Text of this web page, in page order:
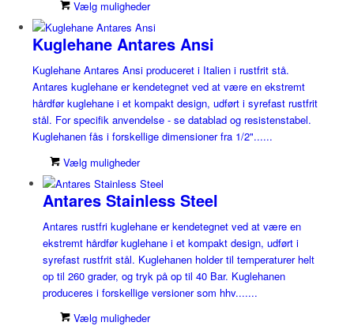
Vælg muligheder
Kuglehane Antares Ansi
Kuglehane Antares Ansi produceret i Italien i rustfrit stå.
Antares kuglehane er kendetegnet ved at være en ekstremt
hårdfør kuglehane i et kompakt design, udført i syrefast rustfrit
stål. For specifik anvendelse - se datablad og resistenstabel.
Kuglehanen fås i forskellige dimensioner fra 1/2"......
Vælg muligheder
Antares Stainless Steel
Antares rustfri kuglehane er kendetegnet ved at være en
ekstremt hårdfør kuglehane i et kompakt design, udført i
syrefast rustfrit stål. Kuglehanen holder til temperaturer helt
op til 260 grader, og tryk på op til 40 Bar. Kuglehanen
produceres i forskellige versioner som hhv.......
Vælg muligheder